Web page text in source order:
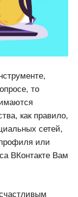
то
как правило,
сетей,
или
ВКонтакте Вам